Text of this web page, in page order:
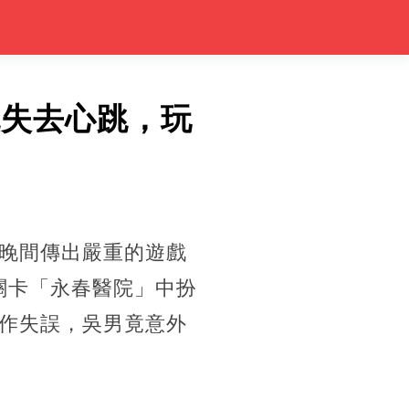
去心跳，玩
間傳出嚴重的遊戲
「永春醫院」中扮
失誤，吳男竟意外